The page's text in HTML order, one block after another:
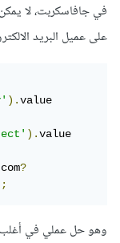
في جافاسكربت، لا
على عميل البريد
).
).value
com?
وهو حل عملي في أغلب